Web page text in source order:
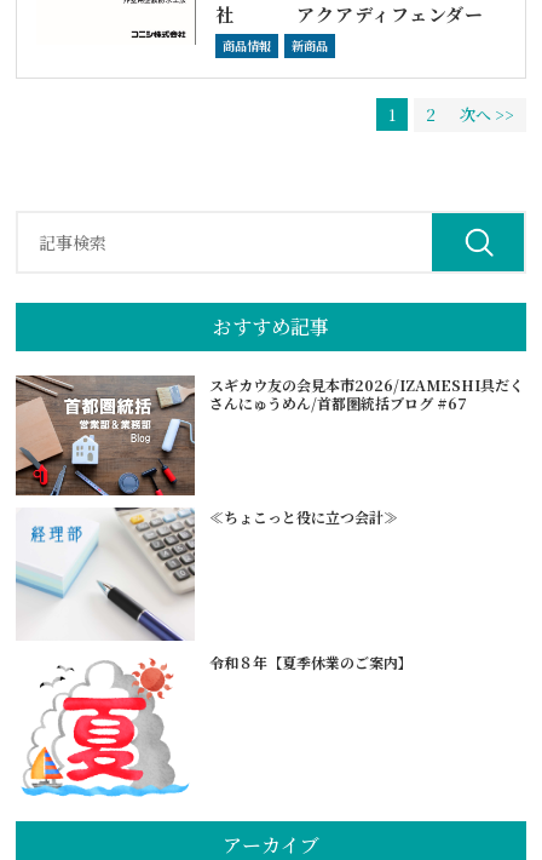
社 アクアディフェンダー
商品情報 新商品
1 2 次へ >>
おすすめ記事
スギカウ友の会見本市2026/IZAMESHI具だく
さんにゅうめん/首都圏統括ブログ #67
≪ちょこっと役に立つ会計≫
令和８年【夏季休業のご案内】
アーカイブ